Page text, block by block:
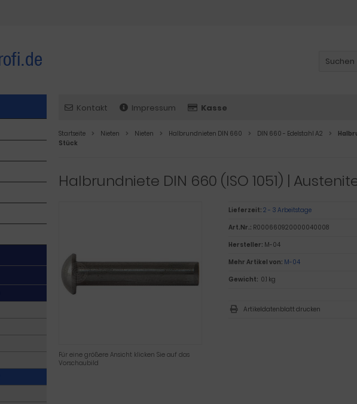
Kontakt Impressum Kasse
Startseite Nieten Nieten Halbrundnieten DIN 660 DIN 660 - Edelstahl A2
Stück
Halbrundniete DIN 660 (ISO 1051) |
Für eine größere Ansicht klicken Sie auf das
Vorschaubild
Lieferzeit: 2 - 3 Arbeitstage
Art.Nr.: R000660920000040008
Hersteller: M-04
Mehr Artikel von: M-04
Gewicht: 0.1 kg
Artikeldatenblatt drucken